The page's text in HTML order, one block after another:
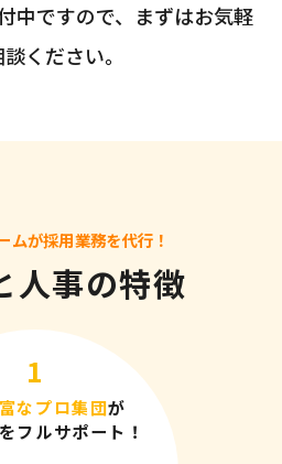
中ですので、まずはお気軽
ください。
ムが採用業務を代行！
人事の特徴
なプロ集団が
フルサポート！